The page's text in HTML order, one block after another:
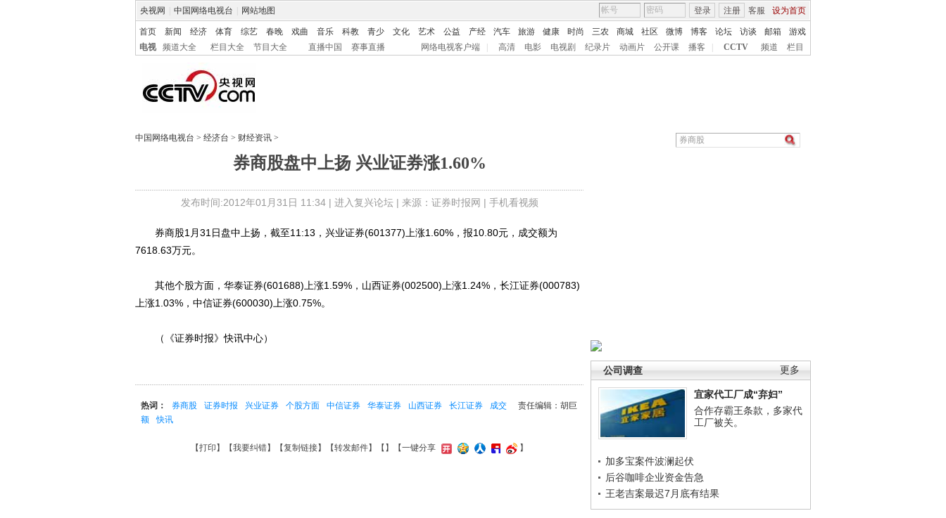
央视网 中国网络电视台 网站地图 客服 设为首页
登录 注册
首页 新闻 经济 体育 综艺 春晚 戏曲 音乐 科教 青少 文化 艺术 公益 产经 汽车 旅游 健康 时尚 三农 商城 社区 微博 博客 论坛 访谈 邮箱
游戏
电视
频道大全 栏目大全 节目大全 直播中国 赛事直播 网络电视客户端 高清 电影 电视剧 纪录片 动画片 公开课 播客 CCTV 频道 栏目
中国网络电视台 > 经济台 > 财经资讯 >
券商股盘中上扬 兴业证券涨1.60%
发布时间:2012年01月31日 11:34 | 进入复兴论坛| 来源：证券时报网 | 手机看视频
更多
公司调查
宜家代工厂成“弃妇”
合作存霸王条款，多家代
工厂被关。
加多宝案件波澜起伏
后谷咖啡企业资金告急
王老吉案最迟7月底有结果
券商股1月31日盘中上扬，截至11:13，兴业证券(601377)上涨1.60%，报10.80元，成交额为
7618.63万元。
其他个股方面，华泰证券(601688)上涨1.59%，山西证券(002500)上涨1.24%，长江证券(000783)
上涨1.03%，中信证券(600030)上涨0.75%。
（《证券时报》快讯中心）
责任编辑：胡巨
热词： 券商股 证券时报 兴业证券 个股方面 中信证券 华泰证券 山西证券 长江证券
成交
额
快讯
【打印 】【我要纠错】【复制链接】【转发邮件】【 】 【一键分享 】